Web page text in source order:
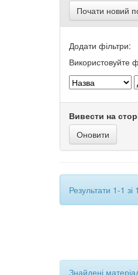
Почати новий
Додати фільтри:
Використовуйте
Вивести на
Результати 1-1
Знайдені